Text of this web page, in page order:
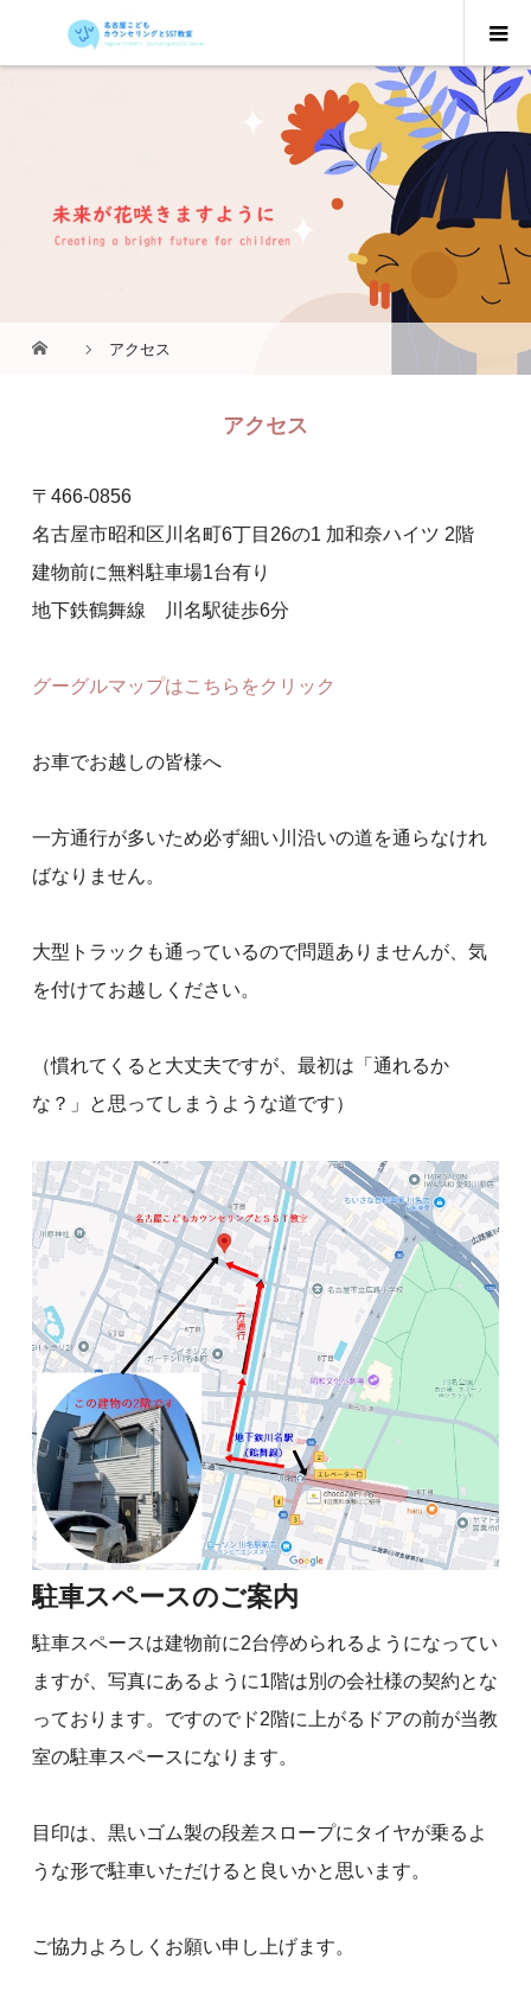
アクセス
アクセス
〒466‐0856
名古屋市昭和区川名町6丁目26の1 加和奈ハイツ 2階
建物前に無料駐車場1台有り
地下鉄鶴舞線 川名駅徒歩6分
グーグルマップはこちらをクリック
お車でお越しの皆様へ
一方通行が多いため必ず細い川沿いの道を通らなけれ
ばなりません。
大型トラックも通っているので問題ありませんが、気
を付けてお越しください。
（慣れてくると大丈夫ですが、最初は「通れるか
な？」と思ってしまうような道です）
駐車スペースのご案内
駐車スペースは建物前に2台停められるようになってい
ますが、写真にあるように1階は別の会社様の契約とな
っております。ですのでド2階に上がるドアの前が当教
室の駐車スペースになります。
目印は、黒いゴム製の段差スロープにタイヤが乗るよ
うな形で駐車いただけると良いかと思います。
ご協力よろしくお願い申し上げます。